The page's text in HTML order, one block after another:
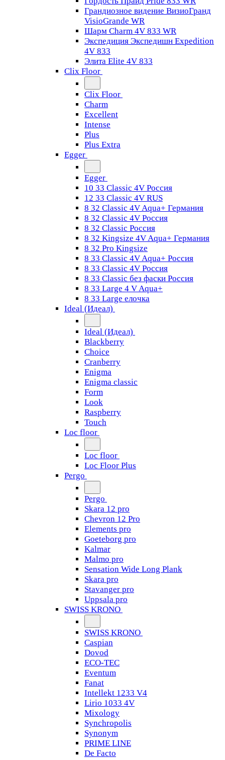
Грандиозное видение ВизиоГранд
VisioGrande WR
Шарм Charm 4V 833 WR
Экспедиция Экспедишн Expedition
4V 833
Элита Elite 4V 833
Clix Floor
Clix Floor
Charm
Excellent
Intense
Plus
Plus Extra
Egger
Egger
10 33 Classic 4V Россия
12 33 Classic 4V RUS
8 32 Classic 4V Aqua+ Германия
8 32 Classic 4V Россия
8 32 Classic Россия
8 32 Kingsize 4V Aqua+ Германия
8 32 Pro Kingsize
8 33 Classic 4V Aqua+ Россия
8 33 Classic 4V Россия
8 33 Classic без фаски Россия
8 33 Large 4 V Aqua+
8 33 Large елочка
Ideal (Идеал)
Ideal (Идеал)
Blackberry
Choice
Cranberry
Enigma
Enigma classic
Form
Look
Raspberry
Touch
Loc floor
Loc floor
Loc Floor Plus
Pergo
Pergo
Skara 12 pro
Chevron 12 Pro
Elements pro
Goeteborg pro
Kalmar
Malmo pro
Sensation Wide Long Plank
Skara pro
Stavanger pro
Uppsala pro
SWISS KRONO
SWISS KRONO
Caspian
Dovod
ECO-TEC
Eventum
Fanat
Intellekt 1233 V4
Lirio 1033 4V
Mixology
Synchropolis
Synonym
PRIME LINE
De Facto